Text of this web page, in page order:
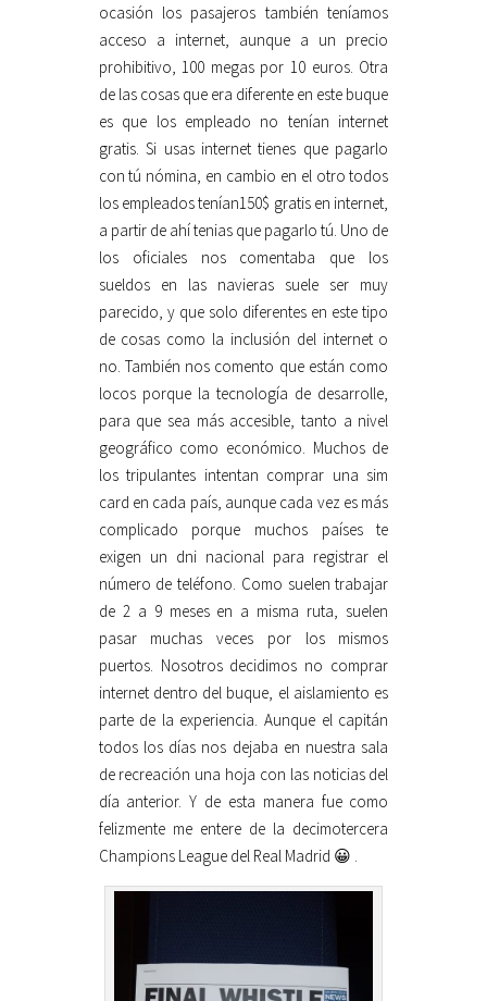
ocasión los pasajeros también teníamos
acceso a internet, aunque a un precio
prohibitivo, 100 megas por 10 euros. Otra
de las cosas que era diferente en este buque
es que los empleado no tenían internet
gratis. Si usas internet tienes que pagarlo
con tú nómina, en cambio en el otro todos
los empleados tenían150$ gratis en internet,
a partir de ahí tenias que pagarlo tú. Uno de
los oficiales nos comentaba que los
sueldos en las navieras suele ser muy
parecido, y que solo diferentes en este tipo
de cosas como la inclusión del internet o
no. También nos comento que están como
locos porque la tecnología de desarrolle,
para que sea más accesible, tanto a nivel
geográfico como económico. Muchos de
los tripulantes intentan comprar una sim
card en cada país, aunque cada vez es más
complicado porque muchos países te
exigen un dni nacional para registrar el
número de teléfono. Como suelen trabajar
de 2 a 9 meses en a misma ruta, suelen
pasar muchas veces por los mismos
puertos. Nosotros decidimos no comprar
internet dentro del buque, el aislamiento es
parte de la experiencia. Aunque el capitán
todos los días nos dejaba en nuestra sala
de recreación una hoja con las noticias del
día anterior. Y de esta manera fue como
felizmente me entere de la decimotercera
Champions League del Real Madrid 😀 .